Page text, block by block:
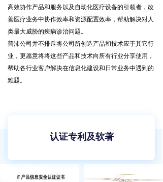
高效协作产品和服务以及自动化医疗设备的引领者，改
善医疗业务中协作效率和资源配置效率，帮助解决对人
类最大威胁的疾病诊治问题。
普沛公司并不排斥将公司所创造产品和技术应于其它行
业，更愿意将将这些产品和技术向所有行业分享使用，
帮助各行业客户解决在信息化建设和日常业务中遇到的
难题。
认证专利及软著